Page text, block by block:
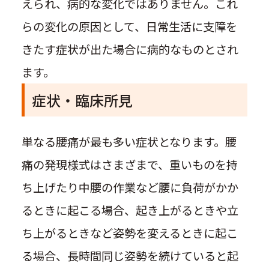
えられ、病的な変化ではありません。これ
らの変化の原因として、日常生活に支障を
きたす症状が出た場合に病的なものとされ
ます。
症状・臨床所見
単なる腰痛が最も多い症状となります。腰
痛の発現様式はさまざまで、重いものを持
ち上げたり中腰の作業など腰に負荷がかか
るときに起こる場合、起き上がるときや立
ち上がるときなど姿勢を変えるときに起こ
る場合、長時間同じ姿勢を続けていると起